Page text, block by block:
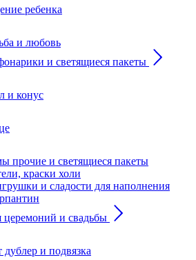
ребенка
и любовь
и светящиеся пакеты
и конус
прочие и светящиеся пакеты
краски холи
и сладости для наполнения
церемоний и свадьбы
дублер и подвязка